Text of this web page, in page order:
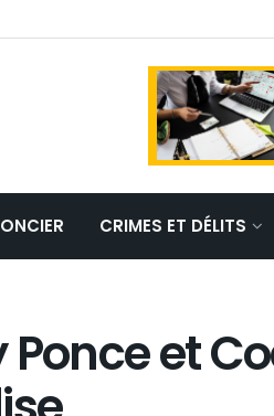
CRIMES ET DÉLITS
Ponce et